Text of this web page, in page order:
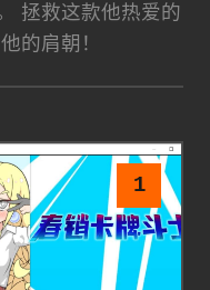
拯救这款他热爱的
的肩朝！
1